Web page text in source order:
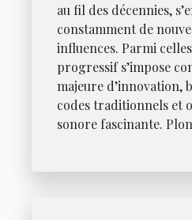
au fil des décennies,
constamment de
influences. Parmi
progressif s’impose
majeure d’innovation,
codes traditionnels et
sonore fascinante.